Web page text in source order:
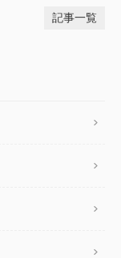
記事一覧